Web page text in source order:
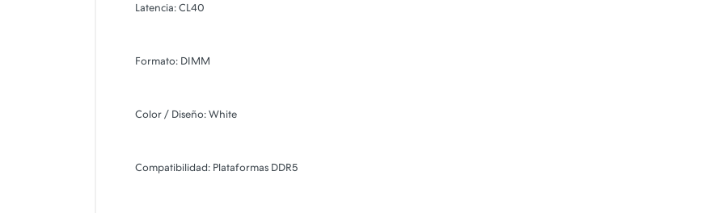
Latencia: CL40
Formato: DIMM
Color / Diseño: White
Compatibilidad: Plataformas DDR5